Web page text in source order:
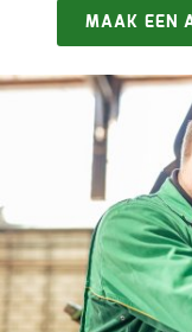
MAAK EEN